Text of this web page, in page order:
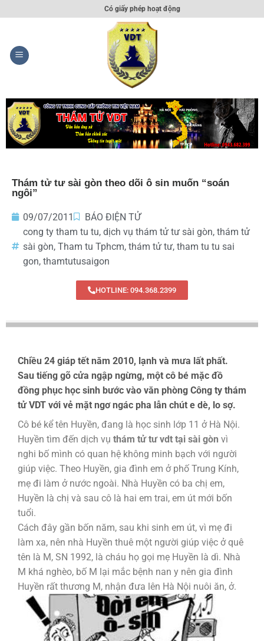
Có giấy phép hoạt động
Thám tử tư sài gòn theo dõi ô sin muốn “soán
ngôi”
09/07/2011
BÁO ĐIỆN TỬ
cong ty tham tu tu, dịch vụ thám tử tư sài gòn, thám tử
sài gòn, Tham tu Tphcm, thám tử tư, tham tu tu sai
gon, thamtutusaigon
HOTLINE: 094.368.2399
Chiều 24 giáp tết năm 2010, lạnh và mưa lất phất.
Sau tiếng gõ cửa ngập ngừng, một cô bé mặc đồ
đồng phục học sinh bước vào văn phòng Công ty thám
tử VDT với vẻ mặt ngơ ngác pha lẫn chút e dè, lo sợ.
Cô bé kể tên Huyền, đang là học sinh lớp 11 ở Hà Nội.
Huyền tìm đến dịch vụ thám tử tư vdt tại sài gòn vì
nghi bố mình có quan hệ không minh bạch với người
giúp việc. Theo Huyền, gia đình em ở phố Trung Kính,
mẹ đi làm ở nước ngoài. Nhà Huyền có ba chị em,
Huyền là chị và sau cô là hai em trai, em út mới bốn
tuổi.
Cách đây gần bốn năm, sau khi sinh em út, vì mẹ đi
làm xa, nên nhà Huyền thuê một người giúp việc ở quê
tên là M, SN 1992, là cháu họ gọi mẹ Huyền là dì. Nhà
M khá nghèo, bố M lại mắc bệnh nan y nên gia đình
Huyền rất thương M, nhận đưa lên Hà Nội nuôi ăn, ở.